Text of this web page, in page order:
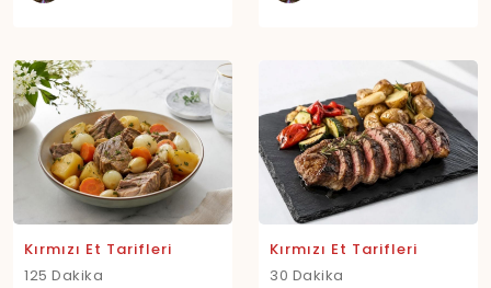
Kırmızı Et Tarifleri
125 Dakika
Kırmızı Et Tarifleri
30 Dakika